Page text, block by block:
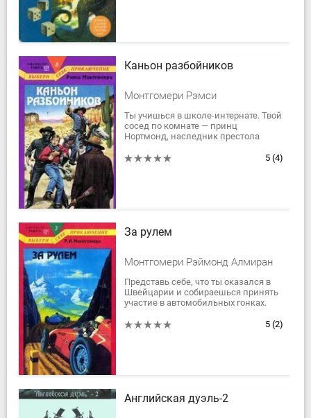
Каньон разбойников
Монтгомери Рэмси
Ты учишься в школе-интернате. Твой
сосед по комнате — принц
Нортмонд, наследник престола
отправляешься на его поиски. Судя
5 (4)
За рулем
Монтгомери Рэймонд Алмиран
Представь себе, что ты оказался в
Швейцарии и собираешься принять
участие в автомобильных гонках.
мечта! Но ты замечаешь, что какие-
5 (2)
Английская дуэль-2